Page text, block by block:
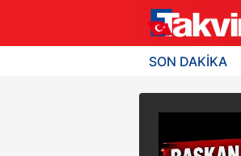
SON DAKİKA